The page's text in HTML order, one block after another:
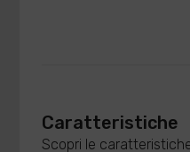
Caratteristiche
Scopri le